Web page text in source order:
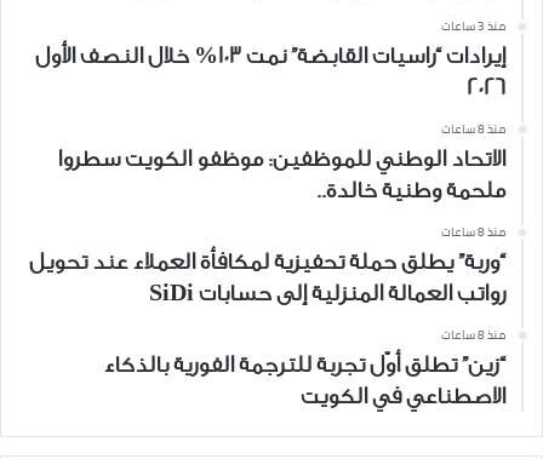
منذ 3 ساعات
إيرادات “راسيات القابضة” نمت 103% خلال النصف الأول
2026
منذ 8 ساعات
الاتحاد الوطني للموظفين: موظفو الكويت سطروا
ملحمة وطنية خالدة..
منذ 8 ساعات
“وربة” يطلق حملة تحفيزية لمكافأة العملاء عند تحويل
رواتب العمالة المنزلية إلى حسابات SiDi
منذ 8 ساعات
“زين” تطلق أوّل تجربة للترجمة الفورية بالذكاء
الاصطناعي في الكويت